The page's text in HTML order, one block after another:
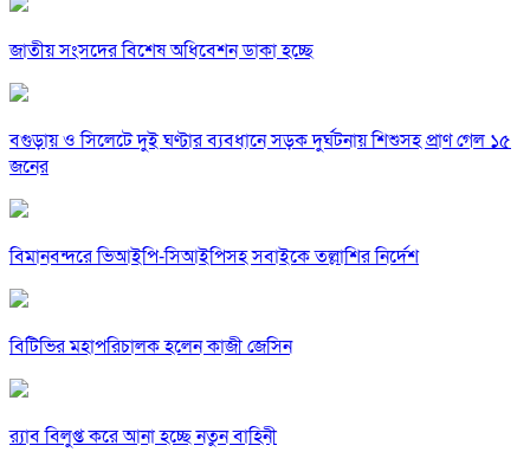
জাতীয় সংসদের বিশেষ অধিবেশন ডাকা হচ্ছে
বগুড়ায় ও সিলেটে দুই ঘণ্টার ব্যবধানে সড়ক দুর্ঘটনায় শিশুসহ প্রাণ গেল ১৫
জনের
বিমানবন্দরে ভিআইপি-সিআইপিসহ সবাইকে তল্লাশির নির্দেশ
বিটিভির মহাপরিচালক হলেন কাজী জেসিন
র‍্যাব বিলুপ্ত করে আনা হচ্ছে নতুন বাহিনী